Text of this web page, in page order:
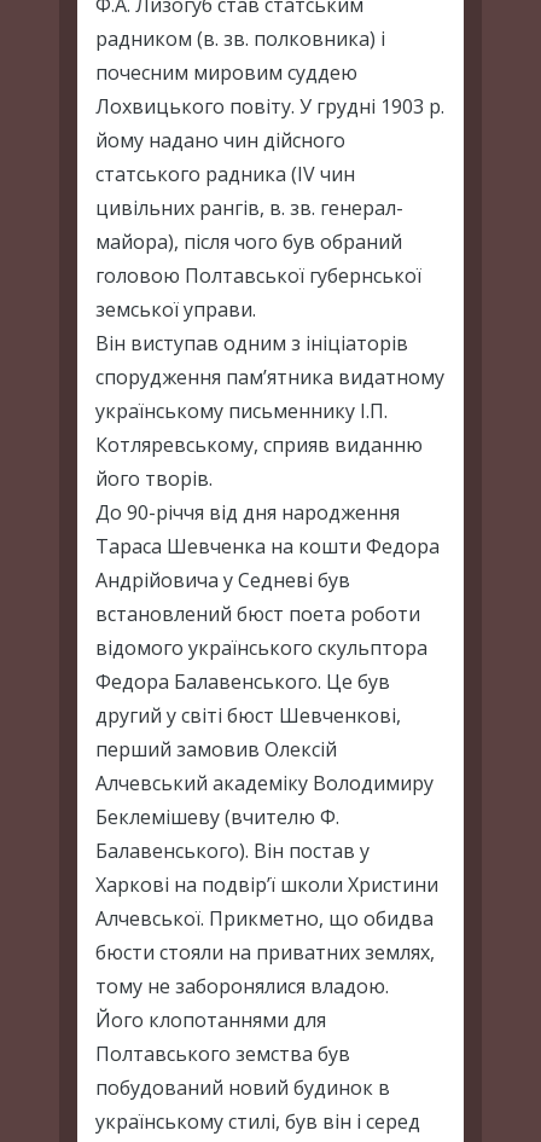
радником (в. зв. полковника) і
почесним мировим суддею
Лохвицького повіту. У грудні 1903 р.
йому надано чин дійсного
статського радника (ІV чин
цивільних рангів, в. зв. генерал-
майора), після чого був обраний
головою Полтавської губернської
земської управи.
Він виступав одним з ініціаторів
спорудження пам’ятника видатному
українському письменнику І.П.
Котляревському, сприяв виданню
його творів.
До 90-річчя від дня народження
Тараса Шевченка на кошти Федора
Андрійовича у Седневі був
встановлений бюст поета роботи
відомого українського скульптора
Федора Балавенського. Це був
другий у світі бюст Шевченкові,
перший замовив Олексій
Алчевський академіку Володимиру
Беклемішеву (вчителю Ф.
Балавенського). Він постав у
Харкові на подвір’ї школи Христини
Алчевської. Прикметно, що обидва
бюсти стояли на приватних землях,
тому не заборонялися владою.
Його клопотаннями для
Полтавського земства був
побудований новий будинок в
українському стилі, був він і серед